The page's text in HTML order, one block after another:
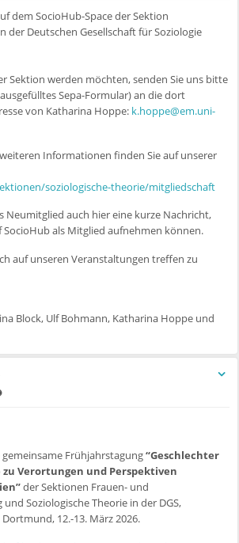
dem SocioHub-Space der Sektion
der Deutschen Gesellschaft für Soziologie
Sektion werden möchten, senden Sie uns bitte
Sepa-Formular) an die dort
von Katharina Hoppe: k.hoppe@em.uni-
Informationen finden Sie auf unserer
soziologische-theorie/mitgliedschaft
Neumitglied auch hier eine kurze Nachricht,
SocioHub als Mitglied aufnehmen können.
auf unseren Veranstaltungen treffen zu
Block, Ulf Bohmann, Katharina Hoppe und
aktualisiert 11.07.2025 - 09:54
Frühjahrstagung“Geschlechter
zu Verortungen und Perspektiven
der Sektionen Frauen- und
Soziologische Theorie in der DGS,
12.-13. März 2026.